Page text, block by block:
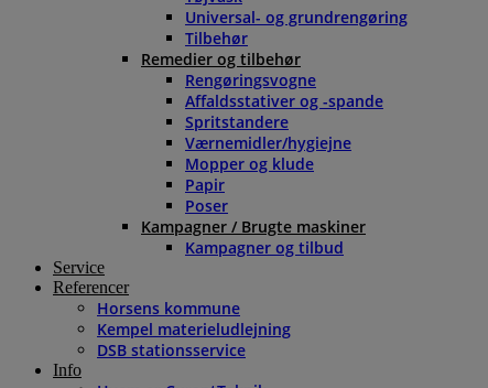
Universal- og grundrengøring
Tilbehør
Remedier og tilbehør
Rengøringsvogne
Affaldsstativer og -spande
Spritstandere
Værnemidler/hygiejne
Mopper og klude
Papir
Poser
Kampagner / Brugte maskiner
Kampagner og tilbud
Service
Referencer
Horsens kommune
Kempel materieludlejning
DSB stationsservice
Info